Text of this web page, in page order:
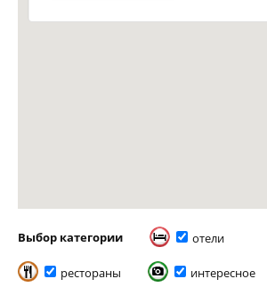
Выбор категории отели
рестораны интересное